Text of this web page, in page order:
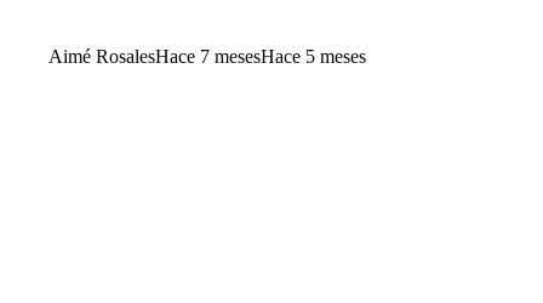
Aimé RosalesHace 7 mesesHace 5 meses